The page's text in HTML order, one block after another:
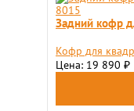
Задний кофр
Кофр для
Цена: 19 890 ₽